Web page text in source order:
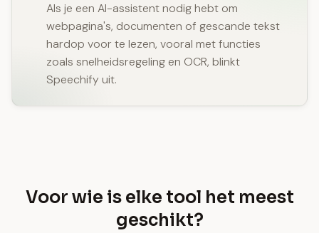
Als je een AI-assistent nodig hebt om
webpagina's, documenten of gescande tekst
hardop voor te lezen, vooral met functies
zoals snelheidsregeling en OCR, blinkt
Speechify uit.
Voor wie is elke tool het meest
geschikt?